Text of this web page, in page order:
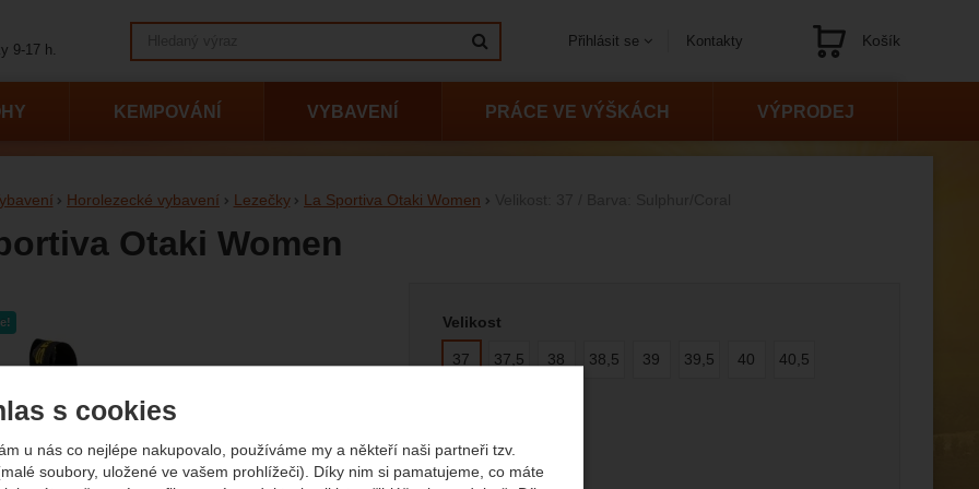
s cookies
u nás co nejlépe nakupovalo, používáme my a někteří naši partneři tzv.
soubory, uložené ve vašem prohlížeči). Díky nim si pamatujeme, co máte
Horolezecké vybavení Lezečky La Sportiva Otaki Women
Otaki Women
Velikost
37 37,5 38 38,5 39 39,5 40 40,5
Barva
KEMPOVÁNÍ VYBAVENÍ PRÁCE VE VÝŠKÁCH VÝPRODEJ
9-17 h.
Kontakty
Přihlásit se Košík